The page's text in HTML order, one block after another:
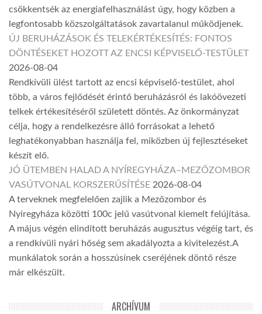
csökkentsék az energiafelhasználást úgy, hogy közben a
legfontosabb közszolgáltatások zavartalanul működjenek.
ÚJ BERUHÁZÁSOK ÉS TELEKÉRTÉKESÍTÉS: FONTOS
DÖNTÉSEKET HOZOTT AZ ENCSI KÉPVISELŐ-TESTÜLET
2026-08-04
Rendkívüli ülést tartott az encsi képviselő-testület, ahol
több, a város fejlődését érintő beruházásról és lakóövezeti
telkek értékesítéséről született döntés. Az önkormányzat
célja, hogy a rendelkezésre álló forrásokat a lehető
leghatékonyabban használja fel, miközben új fejlesztéseket
készít elő.
JÓ ÜTEMBEN HALAD A NYÍREGYHÁZA–MEZŐZOMBOR
VASÚTVONAL KORSZERŰSÍTÉSE 2026-08-04
A terveknek megfelelően zajlik a Mezőzombor és
Nyíregyháza közötti 100c jelű vasútvonal kiemelt felújítása.
A május végén elindított beruházás augusztus végéig tart, és
a rendkívüli nyári hőség sem akadályozta a kivitelezést.A
munkálatok során a hosszúsínek cseréjének döntő része
már elkészült.
ARCHÍVUM